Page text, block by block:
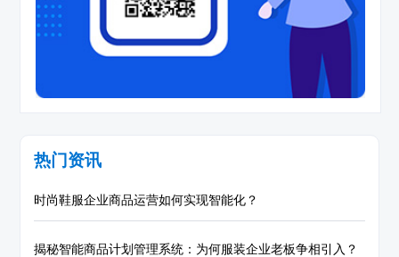
热门资讯
时尚鞋服企业商品运营如何实现智能化？
揭秘智能商品计划管理系统：为何服装企业老板争相引入？